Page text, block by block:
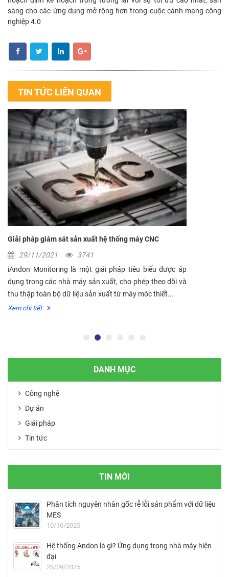
sàng cho các ứng dụng mở rộng hơn trong cuộc cánh mạng công
nghiệp 4.0
TIN TỨC LIÊN QUAN
Giải pháp giám sát sản xuất hệ thống máy CNC
29/11/2021
3741
iAndon Monitoring là một giải pháp tiêu biểu được áp
dụng trong các nhà máy sản xuất, cho phép theo dõi và
thu thập toàn bộ dữ liệu sản xuất từ máy móc thiết...
Xem chi tiết
DANH MỤC
Công nghệ
Dự án
Giải pháp
Tin tức
TIN MỚI
Phân tích nguyên nhân gốc rễ lỗi sản phẩm với dữ liệu
MES
10/10/2025
Hệ thống Andon là gì? Ứng dụng trong nhà máy hiện
đại
28/09/2025